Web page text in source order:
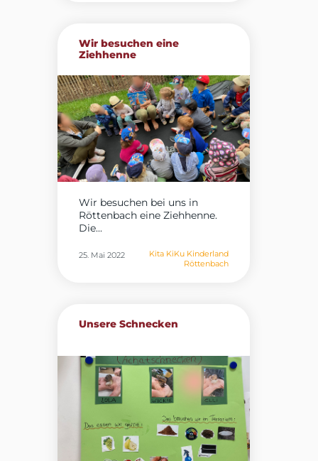
Wir besuchen eine
Ziehhenne
Wir besuchen bei uns in
Röttenbach eine Ziehhenne.
Die...
25. Mai 2022
Kita KiKu Kinderland
Röttenbach
Unsere Schnecken